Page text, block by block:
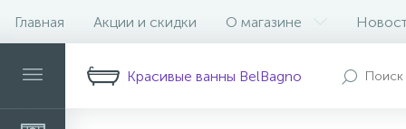
Главная Акции и скидки О магазине
Красивые ванны BelBagno
Описание Характеристики